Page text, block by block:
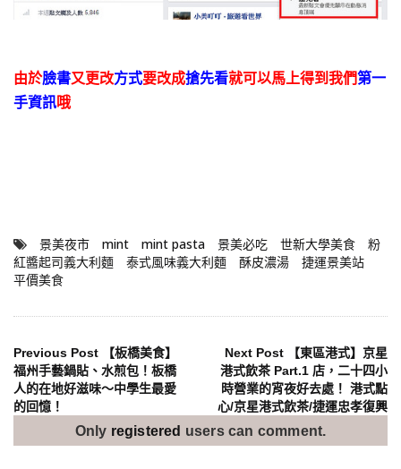
由於臉書又更改方式要改成搶先看就可以馬上得到我們第一
手資訊哦
景美夜市 mint mint pasta 景美必吃 世新大學美食
粉
紅醬起司義大利麵
泰式風味義大利麵 酥皮濃湯
捷運景美站
平價美食
文
章
導
Previous Post 【板橋美食】
福州手藝鍋貼、水煎包！板橋
人的在地好滋味～中學生最愛
的回憶！
Next Post 【東區港式】京星
港式飲茶 Part.1 店，二十四小
時營業的宵夜好去處！ 港式點
心/京星港式飲茶/捷運忠孝復興
Only registered users can comment.